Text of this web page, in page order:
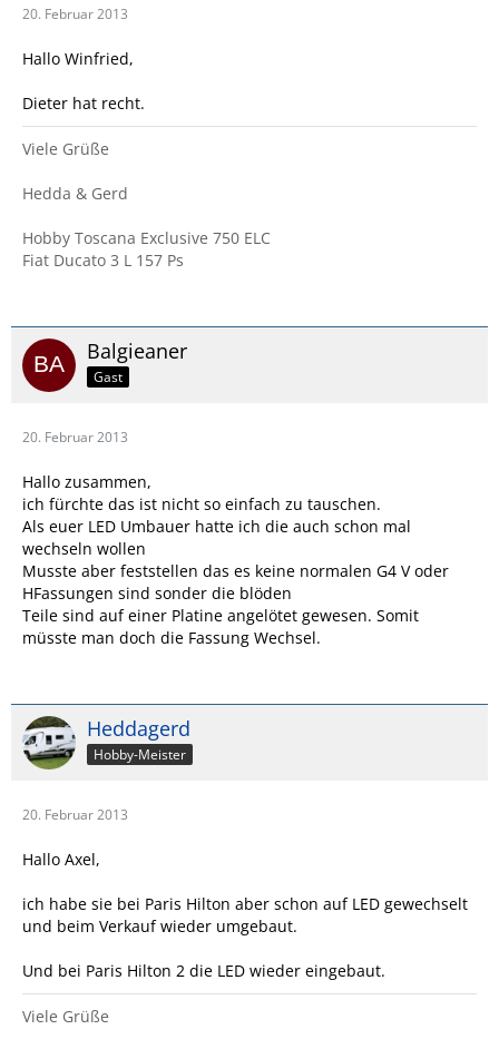
20. Februar 2013
Hallo Winfried,
Dieter hat recht.
Viele Grüße
Hedda & Gerd
Hobby Toscana Exclusive 750 ELC
Fiat Ducato 3 L 157 Ps
Balgieaner
Gast
20. Februar 2013
Hallo zusammen,
ich fürchte das ist nicht so einfach zu tauschen.
Als euer LED Umbauer hatte ich die auch schon mal
wechseln wollen
Musste aber feststellen das es keine normalen G4 V oder
HFassungen sind sonder die blöden
Teile sind auf einer Platine angelötet gewesen. Somit
müsste man doch die Fassung Wechsel.
Heddagerd
Hobby-Meister
20. Februar 2013
Hallo Axel,
ich habe sie bei Paris Hilton aber schon auf LED gewechselt
und beim Verkauf wieder umgebaut.
Und bei Paris Hilton 2 die LED wieder eingebaut.
Viele Grüße